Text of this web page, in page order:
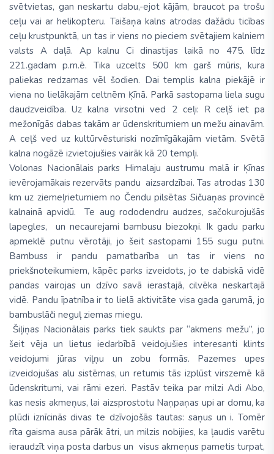
svētvietas, gan neskartu dabu,-ejot kājām, braucot pa trošu
ceļu vai ar helikopteru. Taišaņa kalns atrodas dažādu ticības
ceļu krustpunktā, un tas ir viens no pieciem svētajiem kalniem
valsts A daļā. Ap kalnu Ci dinastijas laikā no 475. līdz
221.gadam p.m.ē. Tika uzcelts 500 km garš mūris, kura
paliekas redzamas vēl šodien. Dai templis kalna piekājē ir
viena no lielākajām celtnēm Ķīnā. Parkā sastopama liela sugu
daudzveidība. Uz kalna virsotni ved 2 ceļi: R ceļš iet pa
mežonīgās dabas takām ar ūdenskritumiem un mežu ainavām.
A ceļš ved uz kultūrvēsturiski nozīmīgākajām vietām. Svētā
kalna nogāzē izvietojušies vairāk kā 20 tempļi.
Volonas Nacionālais parks Himalaju austrumu malā ir Ķīnas
ievērojamākais rezervāts pandu aizsardzībai. Tas atrodas 130
km uz ziemeļrietumiem no Čendu pilsētas Sičuaņas provincē
kalnainā apvidū. Te aug rododendru audzes, sačokurojušās
lapegles, un necaurejami bambusu biezokņi. Ik gadu parku
apmeklē putnu vērotāji, jo šeit sastopami 155 sugu putni.
Bambuss ir pandu pamatbarība un tas ir viens no
priekšnoteikumiem, kāpēc parks izveidots, jo te dabiskā vidē
pandas vairojas un dzīvo savā ierastajā, cilvēka neskartajā
vidē. Pandu īpatnība ir to lielā aktivitāte visa gada garumā, jo
bambuslāči neguļ ziemas miegu.
Šiļiņas Nacionālais parks tiek saukts par “akmens mežu”, jo
šeit vēja un lietus iedarbībā veidojušies interesanti klints
veidojumi jūras viļņu un zobu formās. Pazemes upes
izveidojušas alu sistēmas, un retumis tās izplūst virszemē kā
ūdenskritumi, vai rāmi ezeri. Pastāv teika par milzi Adi Abo,
kas nesis akmeņus, lai aizsprostotu Naņpaņas upi ar domu, ka
plūdi iznīcinās divas te dzīvojošās tautas: saņus un i. Tomēr
rīta gaisma ausa pārāk ātri, un milzis nobijies, ka ļaudis varētu
ieraudzīt viņa posta darbus un visus akmeņus pametis turpat,